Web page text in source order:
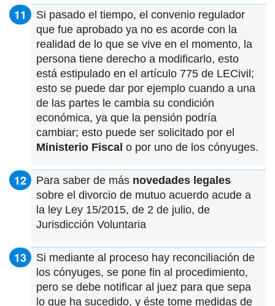
Si pasado el tiempo, el convenio regulador
que fue aprobado ya no es acorde con la
realidad de lo que se vive en el momento, la
persona tiene derecho a modificarlo, esto
está estipulado en el artículo 775 de LECivil;
esto se puede dar por ejemplo cuando a una
de las partes le cambia su condición
económica, ya que la pensión podría
cambiar; esto puede ser solicitado por el
Ministerio Fiscal o por uno de los cónyuges.
Para saber de más novedades legales
sobre el divorcio de mutuo acuerdo acude a
la ley Ley 15/2015, de 2 de julio, de
Jurisdicción Voluntaria
Si mediante al proceso hay reconciliación de
los cónyuges, se pone fin al procedimiento,
pero se debe notificar al juez para que sepa
lo que ha sucedido, y éste tome medidas de